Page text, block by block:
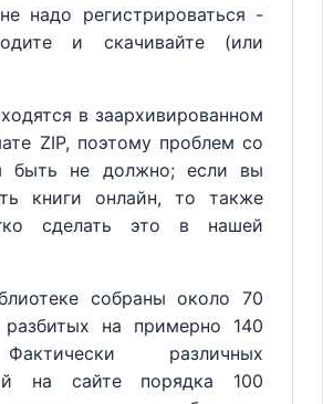
надо регистрироваться -
и скачивайте (или
в заархивированном
ZIP, поэтому проблем со
быть не должно; если вы
книги онлайн, то также
сделать это в нашей
собраны около 70
разбитых на примерно 140
различных
на сайте порядка 100